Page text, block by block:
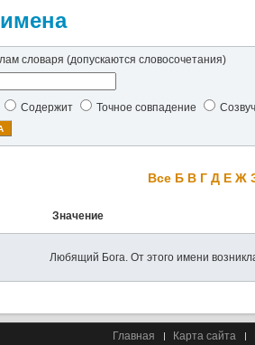
словаря (допускаются словосочетания)
Содержит Точное совпадение
Все Б В Г Д Е Ж
Значение
Любящий Бога. От этого имени
Главная Карта сайта